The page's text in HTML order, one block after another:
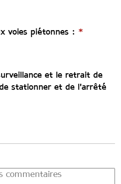
voies piétonnes : *
et le retrait de
stationner et de l'arrêté